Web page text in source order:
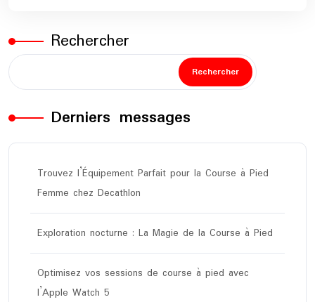
Rechercher
Rechercher
Derniers messages
Trouvez l’Équipement Parfait pour la Course à Pied
Femme chez Decathlon
Exploration nocturne : La Magie de la Course à Pied
Optimisez vos sessions de course à pied avec
l’Apple Watch 5